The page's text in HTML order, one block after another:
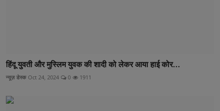
हिंदू युवती और मुस्लिम युवक की शादी को लेकर आया हाई कोर...
न्यूज़ डेस्क Oct 24, 2024 0 1911